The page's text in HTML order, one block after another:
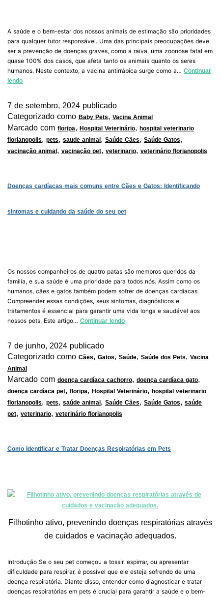
A saúde e o bem-estar dos nossos animais de estimação são prioridades
para qualquer tutor responsável. Uma das principais preocupações deve
ser a prevenção de doenças graves, como a raiva, uma zoonose fatal em
quase 100% dos casos, que afeta tanto os animais quanto os seres
humanos. Neste contexto, a vacina antirrábica surge como a… Continuar
lendo
7 de setembro, 2024 publicado
Categorizado como Baby Pets, Vacina Animal
Marcado com floripa, Hospital Veterinário, hospital veterinario
florianopolis, pets, saude animal , Saúde Cães, Saúde Gatos,
vacinação animal , vacinação pet, veterinario, veterinário florianopolis
Doenças cardíacas mais comuns entre Cães e Gatos: Identificando
sintomas e cuidando da saúde do seu pet
Os nossos companheiros de quatro patas são membros queridos da
família, e sua saúde é uma prioridade para todos nós. Assim como os
humanos, cães e gatos também podem sofrer de doenças cardíacas.
Compreender essas condições, seus sintomas, diagnósticos e
tratamentos é essencial para garantir uma vida longa e saudável aos
nossos pets. Este artigo… Continuar lendo
7 de junho, 2024 publicado
Categorizado como Cães, Gatos, Saúde, Saúde dos Pets, Vacina
Animal
Marcado com doença cardíaca cachorro, doença cardíaca gato,
doença cardíaca pet, floripa, Hospital Veterinário, hospital veterinario
florianopolis, pets, saúde animal , Saúde Cães, Saúde Gatos, saúde
pet, veterinario, veterinário florianopolis
Como Identificar e Tratar Doenças Respiratórias em Pets
Filhotinho ativo, prevenindo doenças respiratórias através
de cuidados e vacinação adequados.
Introdução Se o seu pet começou a tossir, espirrar, ou apresentar
dificuldade para respirar, é possível que ele esteja sofrendo de uma
doença respiratória. Diante disso, entender como diagnosticar e tratar
doenças respiratórias em pets é crucial para garantir a saúde e o bem-